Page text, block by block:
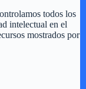
todos los
intelectual en el
mostrados por